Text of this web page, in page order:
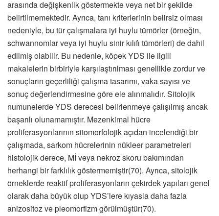
arasında değişkenlik göstermekte veya net bir şekilde
belirtilmemektedir. Ayrıca, tanı kriterlerinin belirsiz olması
nedeniyle, bu tür çalışmalara iyi huylu tümörler (örneğin,
schwannomlar veya iyi huylu sinir kılıfı tümörleri) de dahil
edilmiş olabilir. Bu nedenle, köpek YDS ile ilgili
makalelerin birbiriyle karşılaştırılması genellikle zordur ve
sonuçların geçerliliği çalışma tasarımı, vaka sayısı ve
sonuç değerlendirmesine göre ele alınmalıdır. Sitolojik
numunelerde YDS derecesi belirlenmeye çalışılmış ancak
başarılı olunamamıştır. Mezenkimal hücre
proliferasyonlarının sitomorfolojik açıdan incelendiği bir
çalışmada, sarkom hücrelerinin nükleer parametreleri
histolojik derece, Mİ veya nekroz skoru bakımından
herhangi bir farklılık göstermemiştir(70). Ayrıca, sitolojik
örneklerde reaktif proliferasyonların çekirdek yapıları genel
olarak daha büyük olup YDS’lere kıyasla daha fazla
anizositoz ve pleomorfizm görülmüştür(70).